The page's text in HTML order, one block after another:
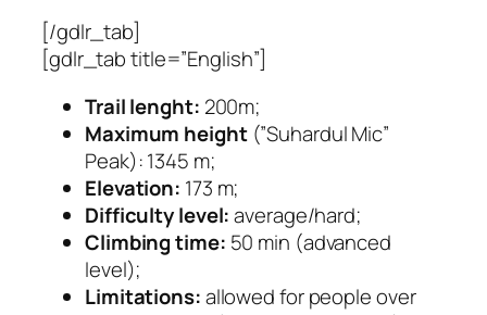
[/gdlr_tab]
[gdlr_tab title=”English”]
Trail lenght: 200m;
Maximum height(”Suhardul Mic”
Peak): 1345 m;
Elevation: 173 m;
Difficulty level:average/hard;
Climbing time: 50 min (advanced
level);
Limitations:allowed for people over